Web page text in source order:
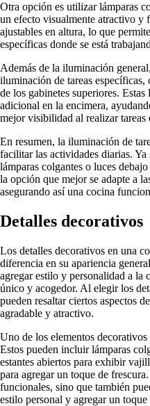
Otra opción es utilizar lámparas
un efecto visualmente atractivo y
ajustables en altura, lo que
específicas donde se está
Además de la iluminación
iluminación de tareas
de los gabinetes superiores.
adicional en la encimera,
mejor visibilidad al realizar tareas
En resumen, la iluminación de
facilitar las actividades diarias. Ya
lámparas colgantes o luces
la opción que mejor se adapte a
asegurando así una cocina
Detalles decorativos
Los detalles decorativos en una
diferencia en su apariencia
agregar estilo y personalidad a la
único y acogedor. Al elegir los
pueden resaltar ciertos aspectos
agradable y atractivo.
Uno de los elementos
Estos pueden incluir lámparas
estantes abiertos para exhibir
para agregar un toque de
funcionales, sino que también
estilo personal y agregar un